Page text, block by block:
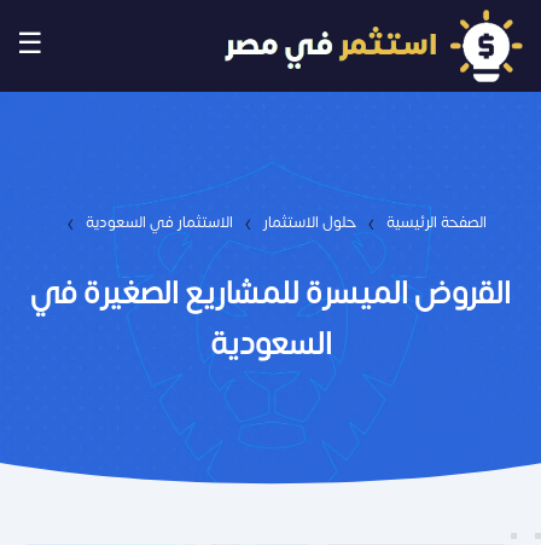
☰
الصفحة الرئيسية › حلول الاستثمار › الاستثمار في السعودية ›
القروض الميسرة للمشاريع الصغيرة في
السعودية